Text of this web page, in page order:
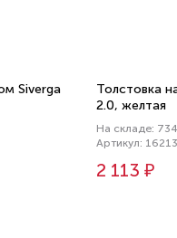
Siverga
Толстовка
2.0, желтая
На складе:
Артикул:
2 113 ₽